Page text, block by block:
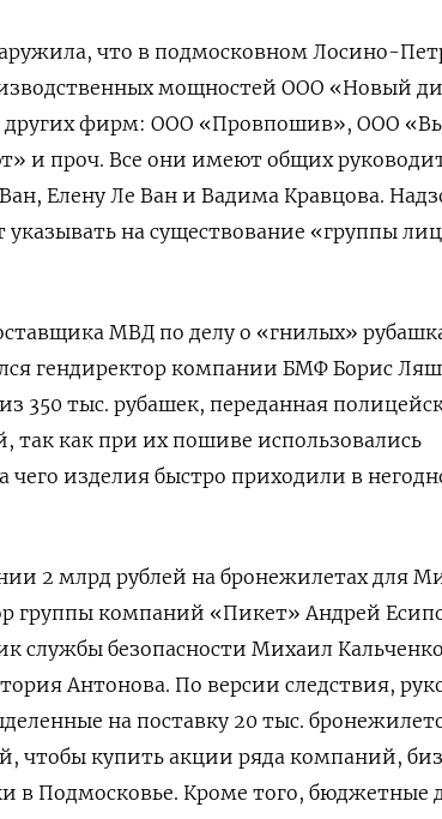
что в подмосковном Лосино-
мощностей ООО «Новый
других фирм: ООО «Провпошив», ООО
и проч. Все они имеют общих
Елену Ле Ван и Вадима Кравцова.
указывать на существование «группы
МВД по делу о «гнилых»
гендиректор компании БМФ Борис
350 тыс. рубашек, переданная
так как при их пошиве использовались
изделия быстро приходили в
2 млрд рублей на бронежилетах для
группы компаний «Пикет» Андрей
службы безопасности Михаил Кальченко
Антонова. По версии следствия,
на поставку 20 тыс.
чтобы купить акции ряда компаний,
в Подмосковье. Кроме того, бюджетные